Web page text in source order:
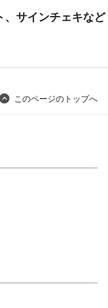
サインチェキなど
このページのトップへ